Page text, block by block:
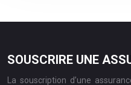
SOUSCRIRE UNE
La souscription d’une